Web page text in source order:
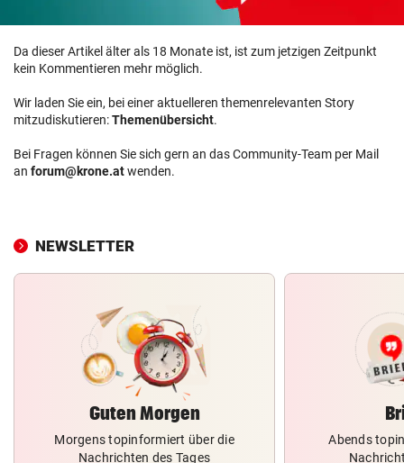
Da dieser Artikel älter als 18 Monate ist, ist zum jetzigen Zeitpunkt
kein Kommentieren mehr möglich.
Wir laden Sie ein, bei einer aktuelleren themenrelevanten Story
mitzudiskutieren:Themenübersicht.
Bei Fragen können Sie sich gern an das Community-Team per Mail
an forum@krone.atwenden.
NEWSLETTER
Guten Morgen
Morgens topinformiert über die
Nachrichten des Tages
Abends